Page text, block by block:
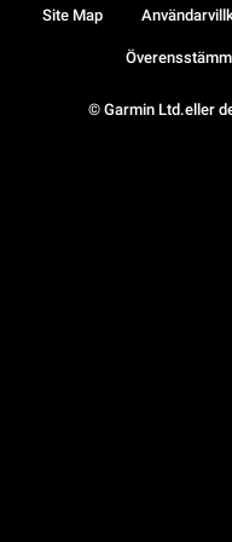
© Garmin Ltd.eller
Site Map